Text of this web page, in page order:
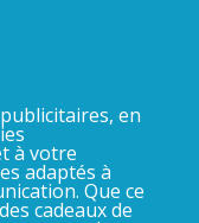
en
à votre
adaptés à
Que ce
cadeaux de